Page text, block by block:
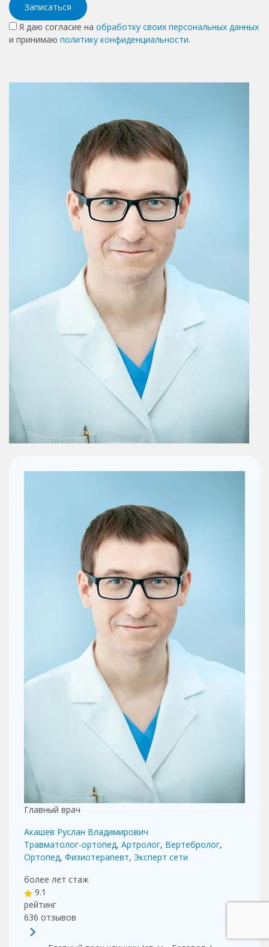
Записаться
Я даю согласие на обработку своих персональных данных
и принимаю политику конфиденциальности.
Главный врач
Акашев Руслан Владимирович
Травматолог-ортопед, Артролог, Вертебролог,
Ортопед, Физиотерапевт, Эксперт сети
более лет стаж
9.1
рейтинг
636 отзывов